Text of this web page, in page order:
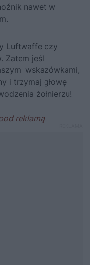
nawet w
Luftwaffe czy
Zatem jeśli
wskazówkami,
i trzymaj głowę
żołnierzu!